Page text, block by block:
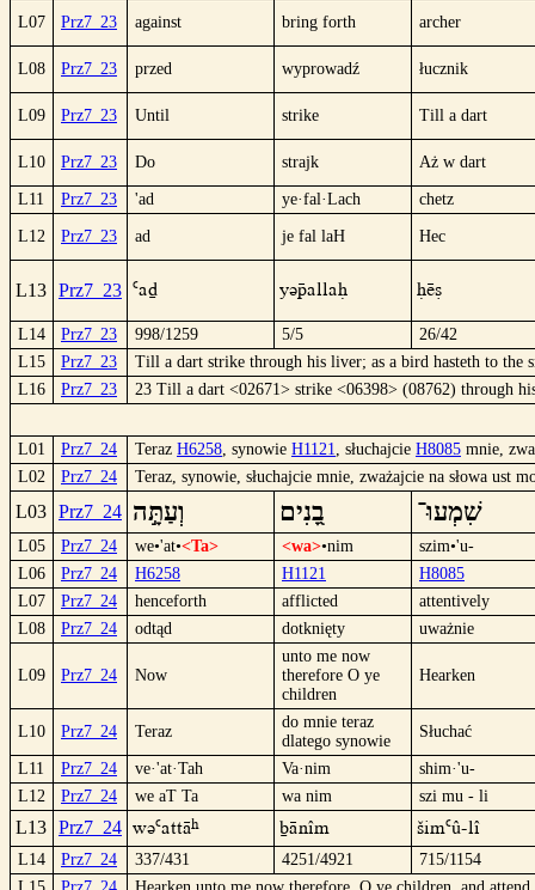
L07 Prz7_23 against bring forth archer
L08 Prz7_23 przed wyprowadź łucznik
L09 Prz7_23 Until strike Till a dart
L10 Prz7_23 Do strajk Aż w dart
L11 Prz7_23 'ad ye·fal·Lach chetz
L12 Prz7_23 ad je fal laH Hec
L13 Prz7_23 `ad yüpallaH Hëc
L14 Prz7_23 998/1259 5/5
26/42
L15
Prz7_23
Till a dart strike through his liver; as a bird hasteth to
L16
Prz7_23 23 Till a dart <02671> strike <06398> (08762) through
L01 Prz7_24 Teraz H6258, synowie H1121, słuchajcie H8085 mnie,
L02
Prz7_24 Teraz, synowie, słuchajcie mnie, zważajcie na słowa ust
L03 Prz7_24 וְעַתָּ֣ה בָ֭נִים שִׁמְעוּ־
L05 Prz7_24 we•'at•<Ta> <wa>•nim
szim•'u-
L06
Prz7_24 H6258 H1121
H8085
L07
Prz7_24 henceforth afflicted
attentively
L08
Prz7_24 odtąd dotknięty uważnie
L09 Prz7_24 Now
unto me now
therefore O ye
children
Hearken
L10 Prz7_24 Teraz
do mnie teraz
dlatego synowie
Słuchać
L11 Prz7_24 ve·'at·Tah Va·nim
shim·'u-
L12
Prz7_24 we aT Ta wa nim szi mu - li
L13 Prz7_24 wü`aTTâ bänîm šim`û-lî
L14 Prz7_24 337/431 4251/4921
715/1154